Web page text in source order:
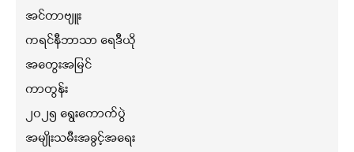
အင်တာဗျူး
ကရင်နီဘာသာ ရေဒီယို
အတွေးအမြင်
ကာတွန်း
၂၀၂၅ ရွေးကောက်ပွဲ
အမျိုးသမီးအခွင့်အရေး